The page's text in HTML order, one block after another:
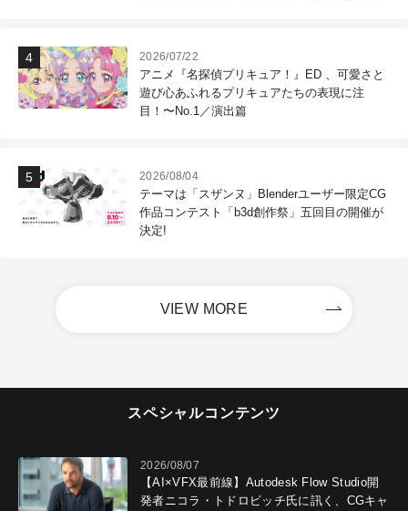
2026/07/22
アニメ『名探偵プリキュア！』ED 、可愛さと
遊び心あふれるプリキュアたちの表現に注
目！〜No.1／演出篇
2026/08/04
テーマは「スザンヌ」Blenderユーザー限定CG
作品コンテスト「b3d創作祭」五回目の開催が
決定!
VIEW MORE
スペシャルコンテンツ
2026/08/07
【AI×VFX最前線】Autodesk Flow Studio開
発者ニコラ・トドロビッチ氏に訊く、CGキャ